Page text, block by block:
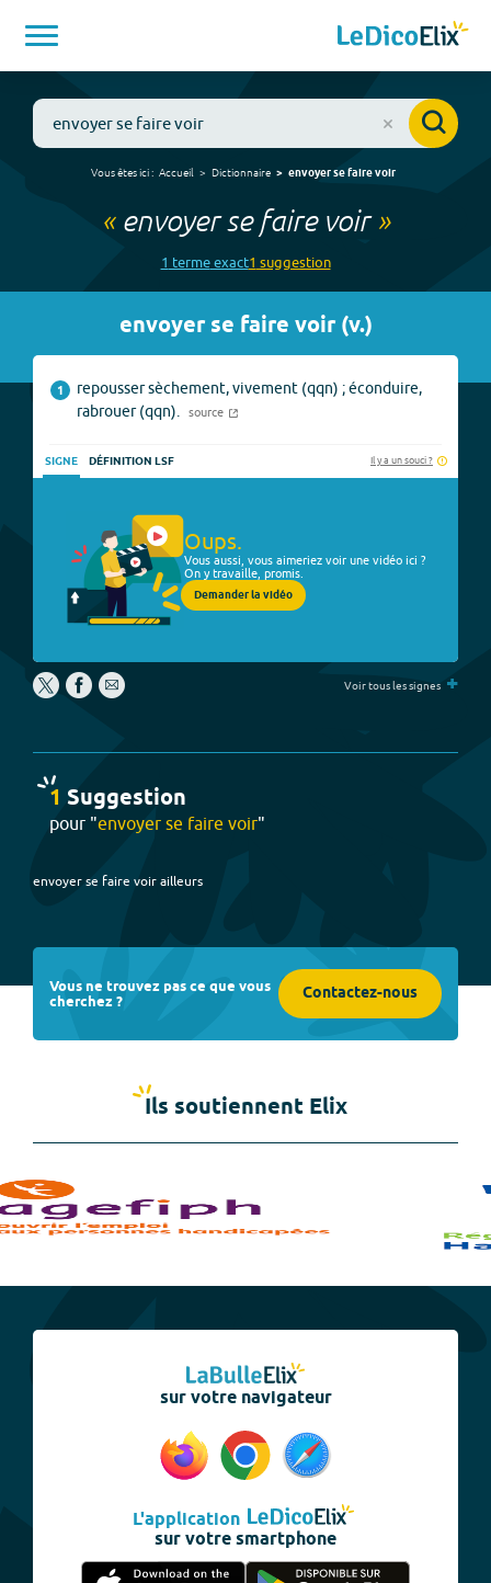
Vous êtes ici : Accueil Dictionnaire envoyer se faire voir
« envoyer se faire voir»
1 termeexact1 suggestion
envoyer se faire voir(v.)
1
repousser sèchement, vivement (qqn) ; éconduire,
rabrouer (qqn).
source
SIGNE DÉFINITION LSF Il y a un souci ?
Oups.
Vous aussi, vous aimeriez voir une vidéo ici ?
On y travaille, promis.
Demander la vidéo
Voir tous les signes +
1 Suggestion
pour "envoyer se faire voir"
envoyer se faire voir ailleurs
Vous ne trouvez pas ce que vous
cherchez ? Contactez-nous
Ils soutiennent Elix
sur votre navigateur
L'application
sur votre smartphone